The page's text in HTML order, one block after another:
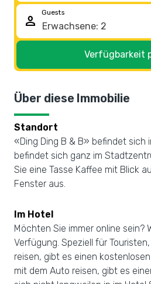
person
Guests
Verfügbarkeit
Über diese Immobilie
Standort
«Ding Ding B & B» befindet sich
befindet sich ganz im
Sie eine Tasse Kaffee mit Blick
Fenster aus.
Im Hotel
Möchten Sie immer online sein?
Verfügung. Speziell für
reisen, gibt es einen
mit dem Auto reisen, gibt es